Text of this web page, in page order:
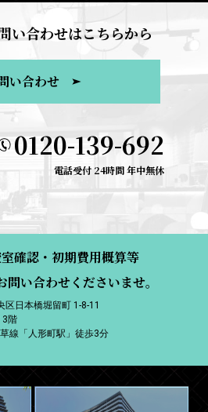
い合わせはこちらから
い合わせ
0120-139-692
電話受付 24時間 年中無休
確認・初期費用概算等
い合わせくださいませ。
日本橋堀留町 1-8-11
3階
線「人形町駅」徒歩3分